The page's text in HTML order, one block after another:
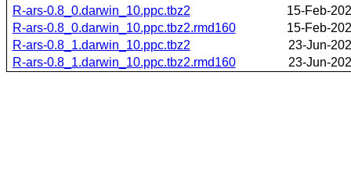
R-ars-0.8_0.darwin_10.ppc.tbz2
15-Feb-
R-ars-0.8_0.darwin_10.ppc.tbz2.rmd160
15-Feb-
R-ars-0.8_1.darwin_10.ppc.tbz2
23-Jun-
R-ars-0.8_1.darwin_10.ppc.tbz2.rmd160
23-Jun-